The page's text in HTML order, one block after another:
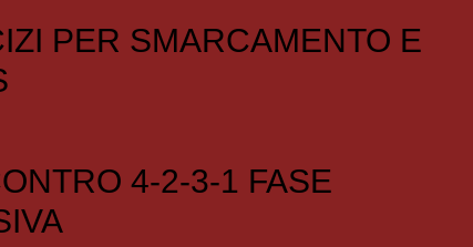
PER SMARCAMENTO E
4-2-3-1 FASE